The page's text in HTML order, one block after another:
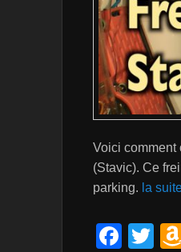
Voici comment
(Stavic). Ce
parking. la
F
T